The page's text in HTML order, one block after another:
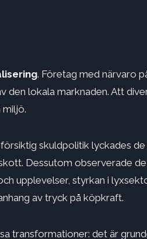
. Företag med närvaro
lokala marknaden. Att
skuldpolitik lyckades
Dessutom observerade
upplevelser, styrkan i
av tryck på köpkraft.
transformationer: det är